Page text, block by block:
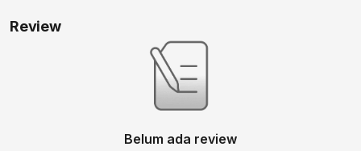
Review
Belum ada review